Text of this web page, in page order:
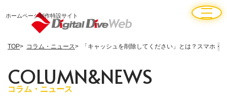
ホームページ制作特設サイト
TOP コラム・ニュース 「キャッシュを削除してください」とは？スマホ・
COLUMN&NEWS
コラム・ニュース